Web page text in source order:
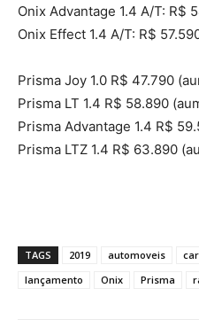
Onix Advantage 1.4 A/T: R$
Onix Effect 1.4 A/T: R$
Prisma Joy 1.0 R$ 47.790
Prisma LT 1.4 R$ 58.890
Prisma Advantage 1.4 R$
Prisma LTZ 1.4 R$ 63.890
TAGS 2019 automoveis
lançamento
Onix Prisma